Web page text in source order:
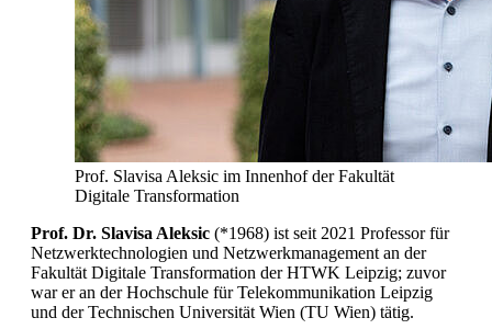
Prof. Slavisa Aleksic im Innenhof der Fakultät
Digitale Transformation
Prof. Dr. Slavisa Aleksic (*1968) ist seit 2021 Professor für
Netzwerktechnologien und Netzwerkmanagement an der
Fakultät Digitale Transformation der HTWK Leipzig; zuvor
war er an der Hochschule für Telekommunikation Leipzig
und der Technischen Universität Wien (TU Wien) tätig.